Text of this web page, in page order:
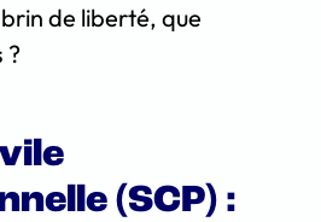
de liberté, que
?
(SCP) :